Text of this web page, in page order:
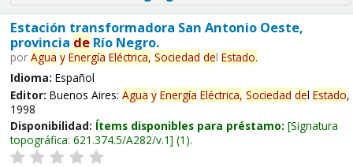
Estación transformadora San Antonio Oeste,
provincia deRío Negro.
por Agua y Energía Eléctrica, Sociedad del Estado.
Idioma: Español
Editor: Buenos Aires: Agua y Energía Eléctrica, Sociedad del Estado,
1998
Disponibilidad: Ítems disponibles para préstamo: Signatura
topográfica: 621.374.5/A282/v.1 (1).